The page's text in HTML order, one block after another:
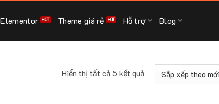
Elementor Theme giá rẻ Hỗ trợ Blog
Hiển thị tất cả 5 kết quả
sắp